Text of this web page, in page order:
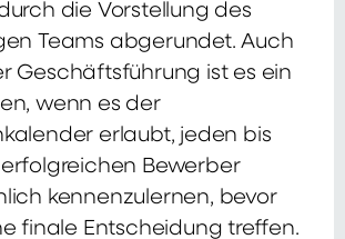
die Vorstellung des
Teams abgerundet. Auch
Geschäftsführung ist es ein
wenn es der
erlaubt, jeden bis
Bewerber
kennenzulernen, bevor
finale Entscheidung treffen.